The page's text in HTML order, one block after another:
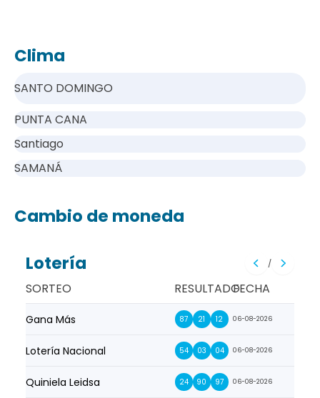
Clima
SANTO DOMINGO
PUNTA CANA
Santiago
SAMANÁ
Cambio de moneda
Lotería /
SORTEO RESULTADOFECHA
Gana Más 87 21 12 06-08-2026
Lotería Nacional 54 03 04 06-08-2026
Quiniela Leidsa 24 90 97 06-08-2026